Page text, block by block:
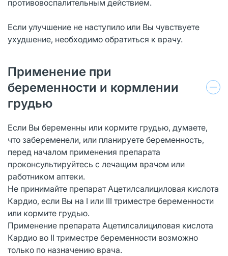
противовоспалительным действием.
Если улучшение не наступило или Вы чувствуете
ухудшение, необходимо обратиться к врачу.
Применение при
беременности и кормлении
грудью
Если Вы беременны или кормите грудью, думаете,
что забеременели, или планируете беременность,
перед началом применения препарата
проконсультируйтесь с лечащим врачом или
работником аптеки.
Не принимайте препарат Ацетилсалициловая кислота
Кардио, если Вы на I или III триместре беременности
или кормите грудью.
Применение препарата Ацетилсалициловая кислота
Кардио во II триместре беременности возможно
только по назначению врача.